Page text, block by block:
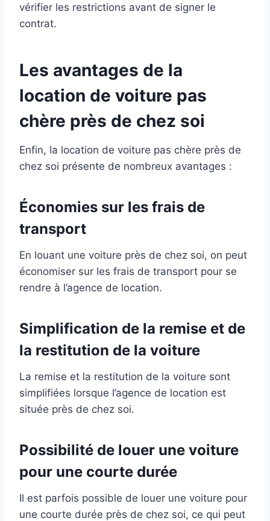
vérifier les restrictions avant de signer le
contrat.
Les avantages de la
location de voiture pas
chère près de chez soi
Enfin, la location de voiture pas chère près de
chez soi présente de nombreux avantages :
Économies sur les frais de
transport
En louant une voiture près de chez soi, on peut
économiser sur les frais de transport pour se
rendre à l’agence de location.
Simplification de la remise et de
la restitution de la voiture
La remise et la restitution de la voiture sont
simplifiées lorsque l’agence de location est
située près de chez soi.
Possibilité de louer une voiture
pour une courte durée
Il est parfois possible de louer une voiture pour
une courte durée près de chez soi, ce qui peut